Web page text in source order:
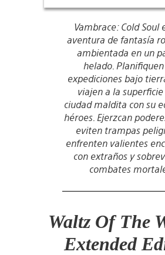
Vambrace: Cold Soul
aventura de fantasía
ambientada en un
helado.
expediciones bajo
viajen a la
ciudad maldita con su
héroes. Ejerzcan
eviten trampas
enfrenten valientes
con extraños y
combates
Waltz Of The
Extended